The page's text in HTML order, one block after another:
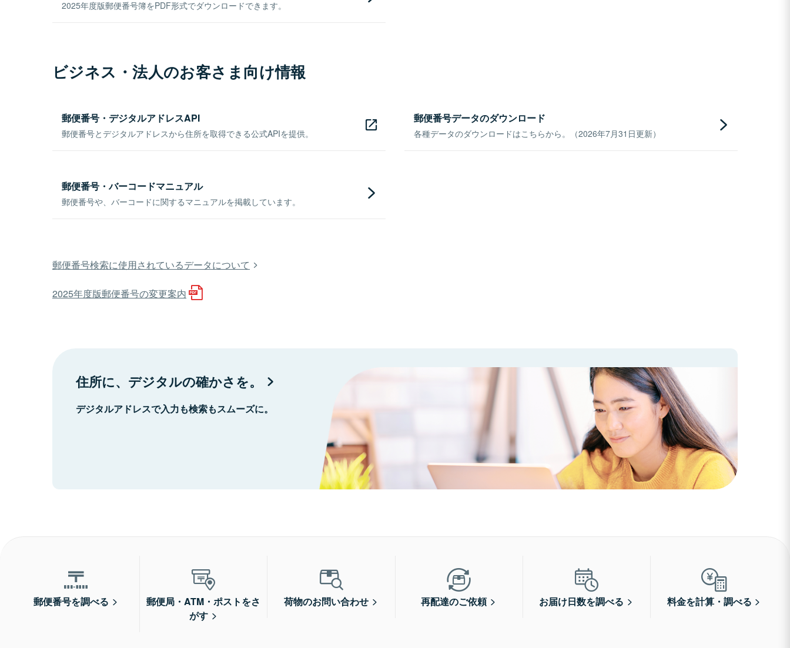
2025年度版郵便番号簿をPDF形式でダウンロードできます。
ビジネス・法人のお客さま向け情報
郵便番号・デジタルアドレスAPI
郵便番号とデジタルアドレスから住所を取得できる公式APIを提供。
郵便番号データのダウンロード
各種データのダウンロードはこちらから。（2026年7月31日更新）
郵便番号・バーコードマニュアル
郵便番号や、バーコードに関するマニュアルを掲載しています。
郵便番号検索に使用されているデータについて
2025年度版郵便番号の変更案内
住所に、デジタルの確かさを。
デジタルアドレスで入力も検索もスムーズに。
郵便番号を調べる
郵便局・ATM・ポストをさ
がす
荷物のお問い合わせ 再配達のご依頼 お届け日数を調べる 料金を計算・調べる